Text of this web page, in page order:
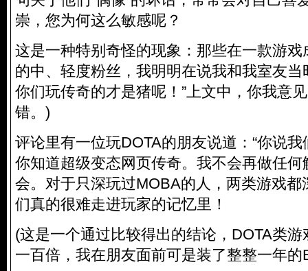
崇，您为何这么敏感呢？
这是一种特别奇怪的现象：那些在一款游
的中、轻度粉丝，我明明在说我和我室友
你们玩传奇的才是猪呢！”上文中，你我意
错。)
评论里有一位玩DOTA的朋友说道：“你说
你知道超级变态网页传奇。我不会再做任
会。对于只深玩过MOBA的人，两类游戏都
们真的很难走进玩家的记忆里！
(这是一个通过比较得出的结论，DOTA类
一百倍，我在朋友面前可是装了整整一年的